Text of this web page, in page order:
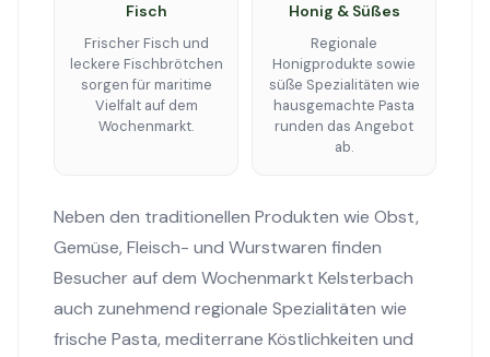
Fisch
Frischer Fisch und
leckere Fischbrötchen
sorgen für maritime
Vielfalt auf dem
Wochenmarkt.
Honig & Süßes
Regionale
Honigprodukte sowie
süße Spezialitäten wie
hausgemachte Pasta
runden das Angebot
ab.
Neben den traditionellen Produkten wie Obst,
Gemüse, Fleisch- und Wurstwaren finden
Besucher auf dem Wochenmarkt Kelsterbach
auch zunehmend regionale Spezialitäten wie
frische Pasta, mediterrane Köstlichkeiten und